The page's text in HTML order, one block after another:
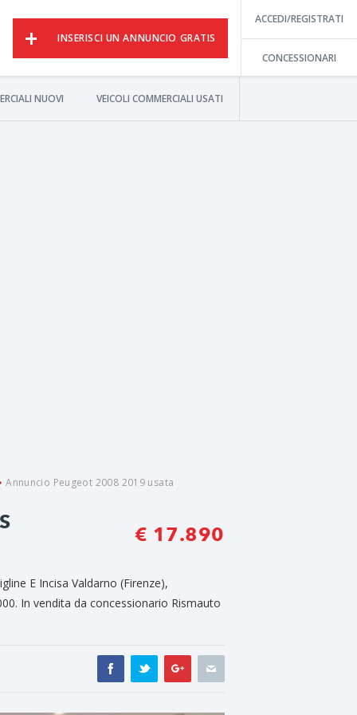
INSERISCI UN ANNUNCIO GRATIS
ACCEDI/REGISTRATI
CONCESSIONARI
NUOVI VEICOLI COMMERCIALI USATI
Annuncio Peugeot 2008 2019 usata
€ 17.890
E Incisa Valdarno (Firenze),
In vendita da concessionario Rismauto